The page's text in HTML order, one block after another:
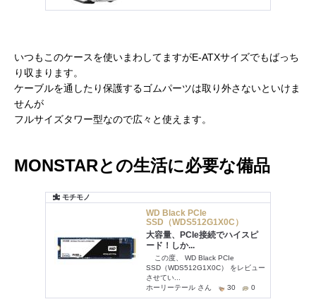
いつもこのケースを使いまわしてますがE-ATXサイズでもばっち
り収まります。
ケーブルを通したり保護するゴムパーツは取り外さないといけま
せんが
フルサイズタワー型なので広々と使えます。
MONSTARとの生活に必要な備品